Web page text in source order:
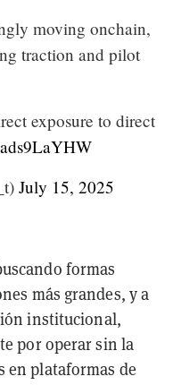
moving onchain,
traction and pilot
exposure to direct
July 15, 2025
formas
más grandes, y a
institucional,
por operar sin la
en plataformas de